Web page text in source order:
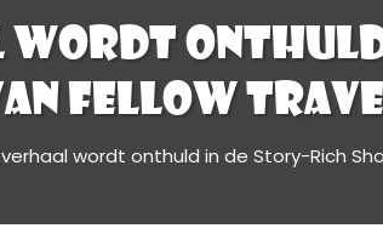
wordt
Fellow
wordt onthuld in de Story-Rich